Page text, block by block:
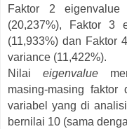
Faktor 2 eigenvalue
(20,237%), Faktor 3
(11,933%) dan Faktor
variance (11,422%).
Nilai eigenvalue
masing-masing
variabel yang di
bernilai 10 (sama